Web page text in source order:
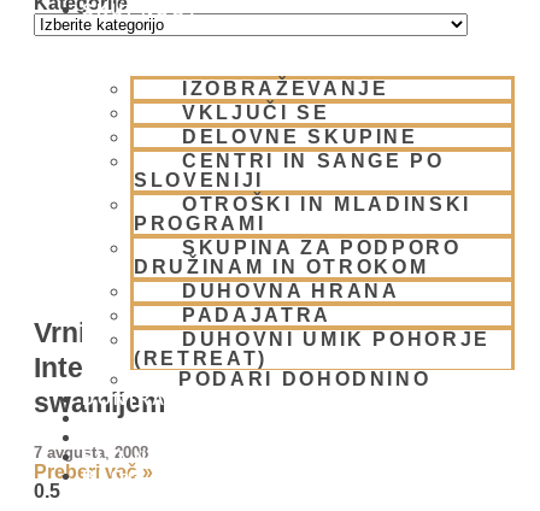
SKUPNOST
IZOBRAŽEVANJE
VKLJUČI SE
DELOVNE SKUPINE
CENTRI IN SANGE PO
SLOVENIJI
OTROŠKI IN MLADINSKI
PROGRAMI
SKUPINA ZA PODPORO
DRUŽINAM IN OTROKOM
DUHOVNA HRANA
PADAJATRA
DUHOVNI UMIK POHORJE
(RETREAT)
PODARI DOHODNINO
DONIRAJ
KOLEDAR
PIŠI NAM
BLOG
Vrnitev k duhovnim vrednotam /
Intervju z NS Sačinandano
swamijem
7 avgusta, 2008
Preberi več »